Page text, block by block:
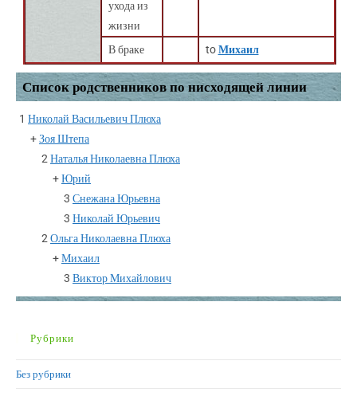
ухода из
жизни
В браке
toМихаил
Список родственников по нисходящей линии
1 Николай Васильевич Плюха
+Зоя Штепа
2 Наталья Николаевна Плюха
+Юрий
3 Снежана Юрьевна
3 Николай Юрьевич
2 Ольга Николаевна Плюха
+Михаил
3 Виктор Михайлович
Рубрики
Без рубрики